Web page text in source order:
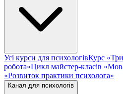
Усі курси для психологівКурс
робота»Цикл майстер-класів
«Розвиток практики психолога»
Канал для психологів